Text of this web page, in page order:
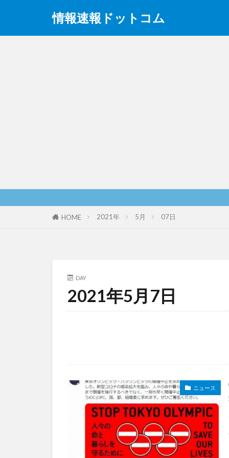
情報速報ドットコム
HOME 2021年 5月 07日
DAY
2021年5月7日
ニュース